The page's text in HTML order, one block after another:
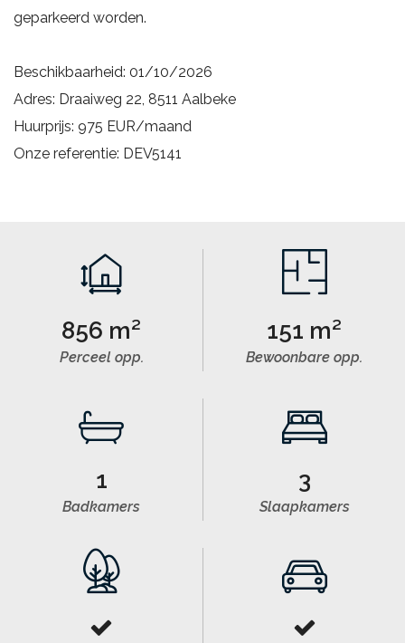
geparkeerd worden.
Beschikbaarheid: 01/10/2026
Adres: Draaiweg 22, 8511 Aalbeke
Huurprijs: 975 EUR/maand
Onze referentie: DEV5141
856 m²
Perceel opp.
151 m²
Bewoonbare opp.
1
Badkamers
3
Slaapkamers